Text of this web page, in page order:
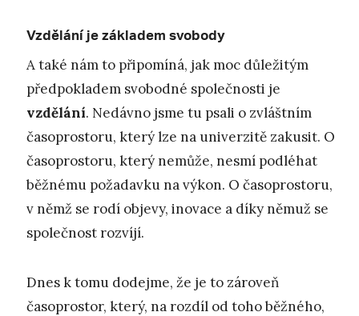
Vzdělání je základem svobody
A také nám to připomíná, jak moc důležitým
předpokladem svobodné společnosti je
vzdělání. Nedávno jsme tu psali o zvláštním
časoprostoru, který lze na univerzitě zakusit. O
časoprostoru, který nemůže, nesmí podléhat
běžnému požadavku na výkon. O časoprostoru,
v němž se rodí objevy, inovace a díky němuž se
společnost rozvíjí.
Dnes k tomu dodejme, že je to zároveň
časoprostor, který, na rozdíl od toho běžného,